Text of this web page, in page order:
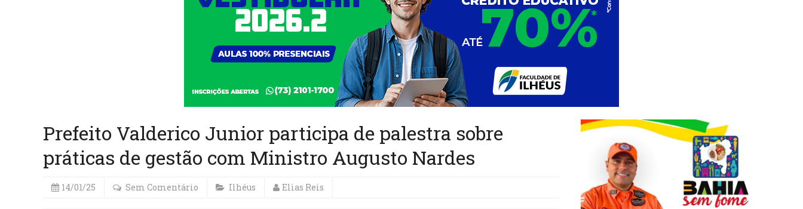
Prefeito Valderico Junior participa de palestra sobre
práticas de gestão com Ministro Augusto Nardes
14/01/25 Sem Comentário Ilhéus Elias Reis